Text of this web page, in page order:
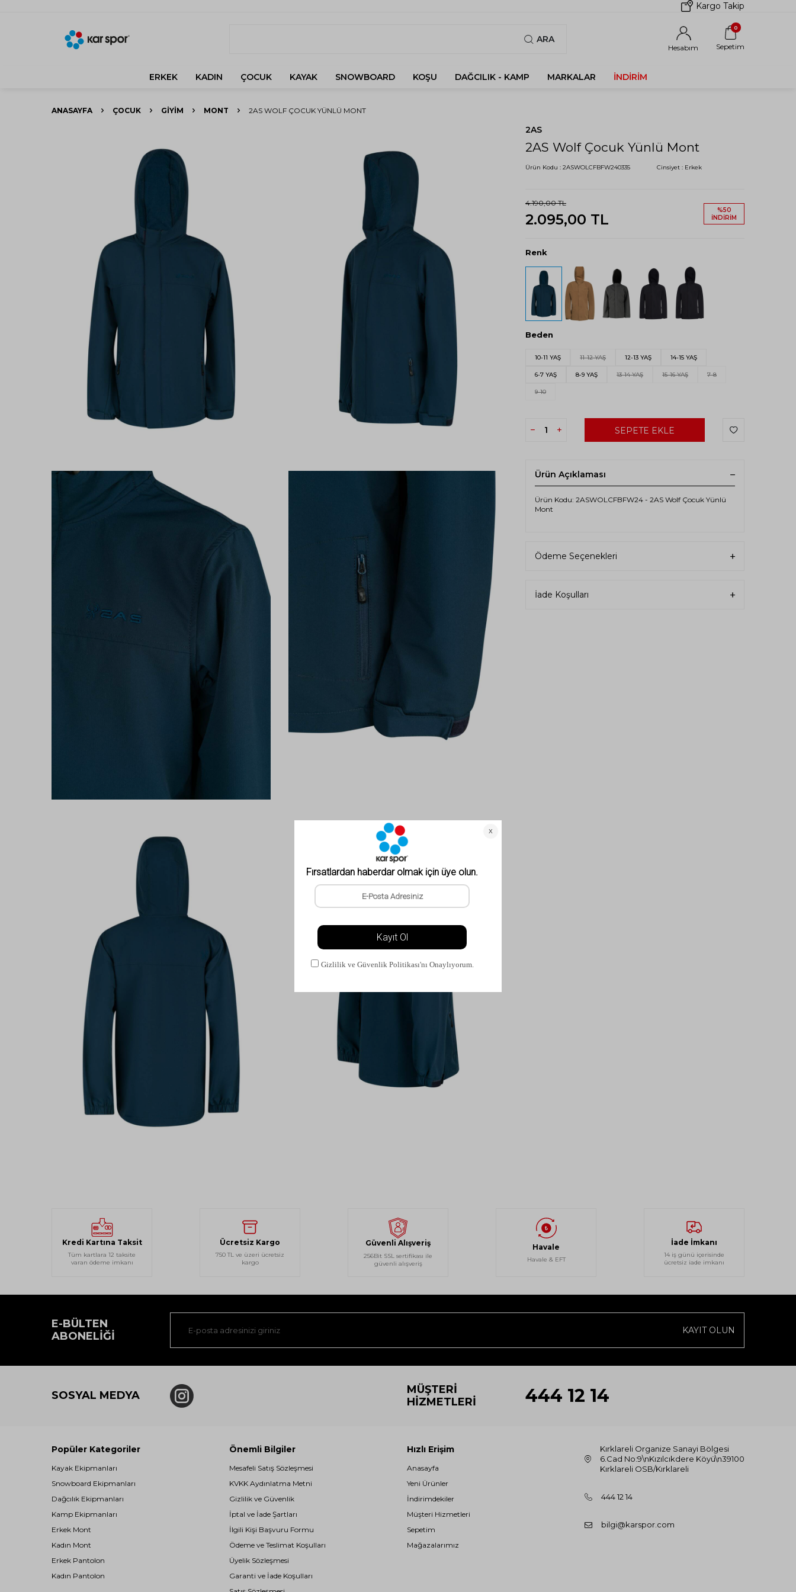
Kargo Takip
ARA
Hesabım
0
Sepetim
ERKEK KADIN ÇOCUK KAYAK SNOWBOARD KOŞU DAĞCILIK - KAMP MARKALAR İNDIRIM
ANASAYFA ÇOCUK GIYIM MONT 2AS WOLF ÇOCUK YÜNLÜ MONT
2AS
2AS Wolf Çocuk Yünlü Mont
Ürün Kodu : 2ASWOLCFBFW240335 Cinsiyet : Erkek
4.190,00TL
2.095,00 TL
%50
İNDIRIM
Renk
Beden
10-11 YAŞ 11-12 YAŞ 12-13 YAŞ 14-15 YAŞ
6-7 YAŞ 8-9 YAŞ 13-14 YAŞ 15-16 YAŞ 7-8
9-10
SEPETE EKLE
Ürün Açıklaması
Ürün Kodu: 2ASWOLCFBFW24 - 2AS Wolf Çocuk Yünlü
Mont
Ödeme Seçenekleri
İade Koşulları
Kredi Kartına Taksit
Tüm kartlara 12 taksite
varan ödeme imkanı
Ücretsiz Kargo
750 TL ve üzeri ücretsiz
kargo
Güvenli Alışveriş
256Bit SSL sertifikası ile
güvenli alışveriş
Havale
Havale & EFT
İade İmkanı
14 iş günü içerisinde
ücretsiz iade imkanı
E-BÜLTEN
ABONELIĞI
KAYIT OLUN
SOSYAL MEDYA
MÜŞTERI
HIZMETLERI
444 12 14
Popüler Kategoriler
Kayak Ekipmanları
Snowboard Ekipmanları
Dağcılık Ekipmanları
Kamp Ekipmanları
Erkek Mont
Kadın Mont
Erkek Pantolon
Kadın Pantolon
Önemli Bilgiler
Mesafeli Satış Sözleşmesi
KVKK Aydınlatma Metni
Gizlilik ve Güvenlik
İptal ve İade Şartları
İlgili Kişi Başvuru Formu
Ödeme ve Teslimat Koşulları
Üyelik Sözleşmesi
Garanti ve İade Koşulları
Hızlı Erişim
Anasayfa
Yeni Ürünler
İndirimdekiler
Müşteri Hizmetleri
Sepetim
Mağazalarımız
Kırklareli Organize Sanayi Bölgesi
6.Cad No:9\nKızılcıkdere Köyü\n39100
Kırklareli OSB/Kırklareli
444 12 14
bilgi@karspor.com